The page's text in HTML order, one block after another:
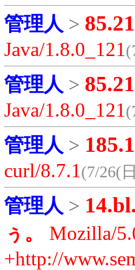
管理人 >
Java/1.8.0_121
管理人 >
Java/1.8.0_121
管理人 >
curl/8.7.1(7/26(
管理人 >
ぅ。
Mozilla/
+http://